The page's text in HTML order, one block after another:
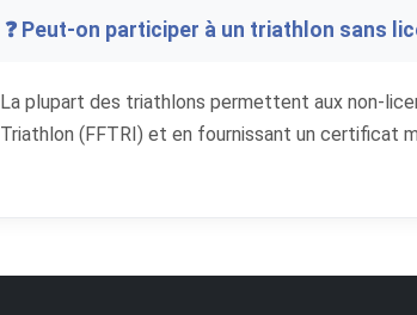
❓ Peut-on participer à un triathlon sans
La plupart des triathlons permettent aux non-
Triathlon (FFTRI) et en fournissant un certificat